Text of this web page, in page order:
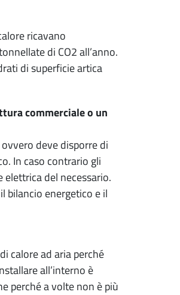
ricavano
di CO2 all’anno.
di superficie artica
commerciale o un
deve disporre di
In caso contrario gli
elettrica del necessario.
bilancio energetico e il
calore ad aria perché
all’interno è
perché a volte non è più